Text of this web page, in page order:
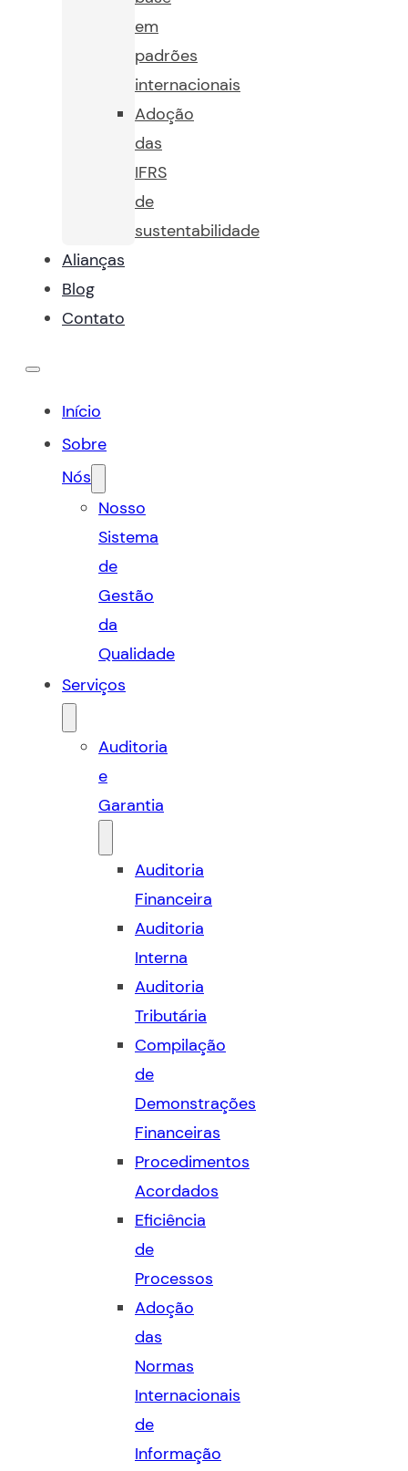
em
padrões
internacionais
Adoção
das
IFRS
de
sustentabilidade
Alianças
Blog
Contato
Início
Sobre
Nós
Nosso
Sistema
de
Gestão
da
Qualidade
Serviços
Auditoria
e
Garantia
Auditoria
Financeira
Auditoria
Interna
Auditoria
Tributária
Compilação
de
Demonstrações
Financeiras
Procedimentos
Acordados
Eficiência
de
Processos
Adoção
das
Normas
Internacionais
de
Informação